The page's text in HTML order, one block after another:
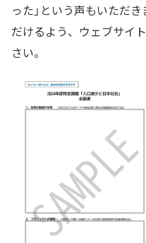
った」という声もいただ
だけるよう、ウェブサイ
さい。